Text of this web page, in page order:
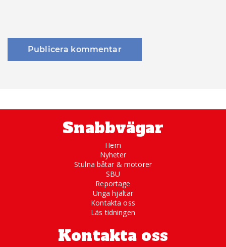
Snabbvägar
Hem
Nyheter
Stulna båtar & motorer
SBU
Reportage
Unga hjältar
Kontakta oss
Läs tidningen
Kontakta oss